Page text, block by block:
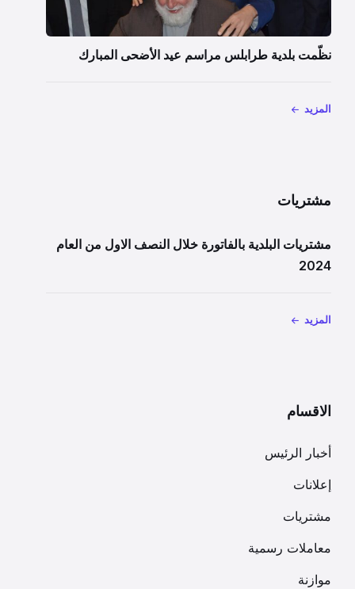
نظّمت بلدية طرابلس مراسم عيد الأضحى المبارك
المزيد
مشتريات
مشتريات البلدية بالفاتورة خلال النصف الاول من العام
2024
المزيد
الاقسام
أخبار الرئيس
إعلانات
مشتريات
معاملات رسمية
موازنة